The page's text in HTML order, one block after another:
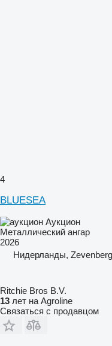
4
BLUESEA
Аукцион
Металлический ангар
2026
Нидерланды,
Ritchie Bros B.V.
13 лет на Agroline
Связаться с продавцом